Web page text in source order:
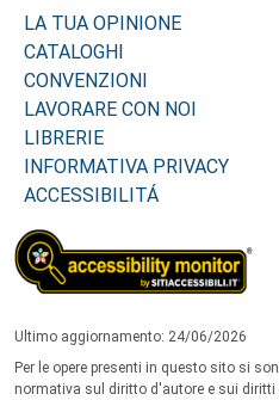
LA TUA OPINIONE
CATALOGHI
CONVENZIONI
LAVORARE CON NOI
LIBRERIE
INFORMATIVA PRIVACY
ACCESSIBILITÁ
Ultimo aggiornamento: 24/06/2026
Per le opere presenti in questo sito si
normativa sul diritto d'autore e sui diritti